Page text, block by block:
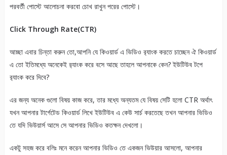
পরবর্তী পোস্টে আলোচনা করবো চোখ রাখুন পরের পোস্টে।
Click Through Rate(CTR)
আচ্ছা এবার চিন্তা করুন তো,আপনি যে কিওয়ার্ড এ ভিডিও র‍্যাংক করতে চাচ্ছেন ঐ কিওয়ার্ড
এ তো ইতিমধ্যে অনেকেই র‍্যাংক করে বসে আছে তাহলে আপনাকে কেন? ইউটিউব টপে
র‍্যাংক করে দিবে?
এর জন্য অনেক গুলো বিষয় কাজ করে, তার মধ্যে অন্যতম যে বিষয় সেটি হলো CTR অর্থাৎ
যখন আপনার টার্গেটেড কিওয়ার্ড লিখে ইউটিউব এ কেউ সার্চ করতেছে তখন আপনার ভিডিও
তে যদি ভিউয়ার্স আসে সে আপনার ভিডিও কতক্ষন দেখলো।
একটু সহজ করে বলিঃ মনে করেন আপনার ভিডিও তে একজন ভিউয়ার আসলো, আপনার